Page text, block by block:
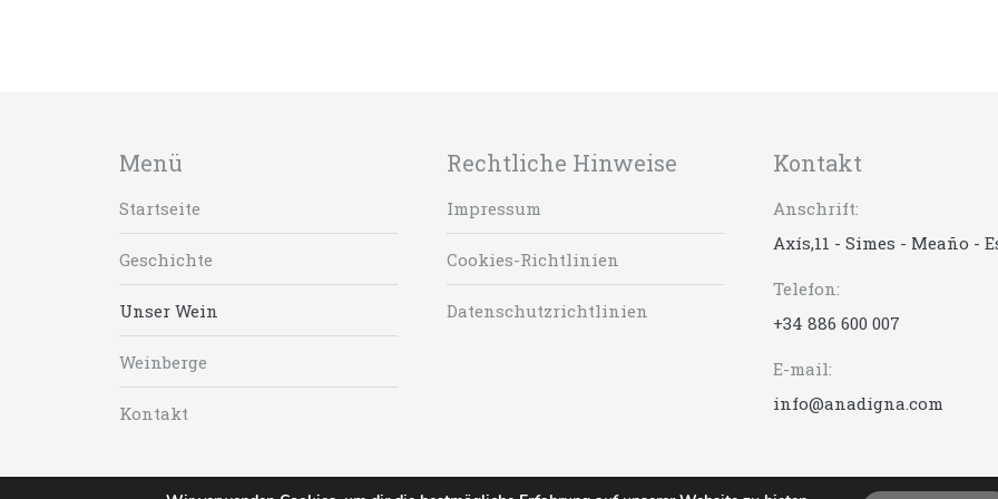
Menü
Startseite
Geschichte
Unser Wein
Weinberge
Kontakt
Rechtliche Hinweise
Impressum
Cookies-Richtlinien
Datenschutzrichtlinien
Kontakt
Anschrift:
Axís,11 - Simes - Meaño -
Telefon:
+34 886 600 007
E-mail:
info@anadigna.com